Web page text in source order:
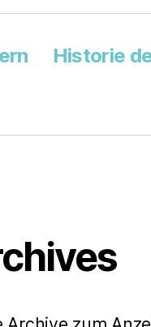
Historie